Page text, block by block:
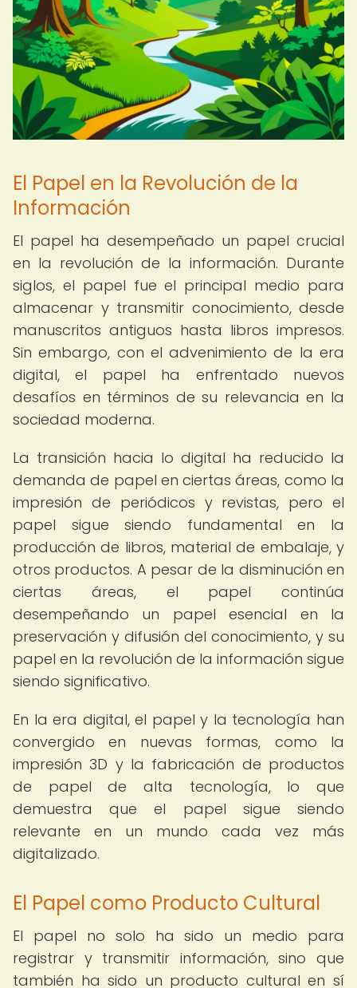
El Papel en la Revolución de la
Información
El papel ha desempeñado un papel crucial
en la revolución de la información. Durante
siglos, el papel fue el principal medio para
almacenar y transmitir conocimiento, desde
manuscritos antiguos hasta libros impresos.
Sin embargo, con el advenimiento de la era
digital, el papel ha enfrentado nuevos
desafíos en términos de su relevancia en la
sociedad moderna.
La transición hacia lo digital ha reducido la
demanda de papel en ciertas áreas, como la
impresión de periódicos y revistas, pero el
papel sigue siendo fundamental en la
producción de libros, material de embalaje, y
otros productos. A pesar de la disminución en
ciertas áreas, el papel continúa
desempeñando un papel esencial en la
preservación y difusión del conocimiento, y su
papel en la revolución de la información sigue
siendo significativo.
En la era digital, el papel y la tecnología han
convergido en nuevas formas, como la
impresión 3D y la fabricación de productos
de papel de alta tecnología, lo que
demuestra que el papel sigue siendo
relevante en un mundo cada vez más
digitalizado.
El Papel como Producto Cultural
El papel no solo ha sido un medio para
registrar y transmitir información, sino que
también ha sido un producto cultural en sí